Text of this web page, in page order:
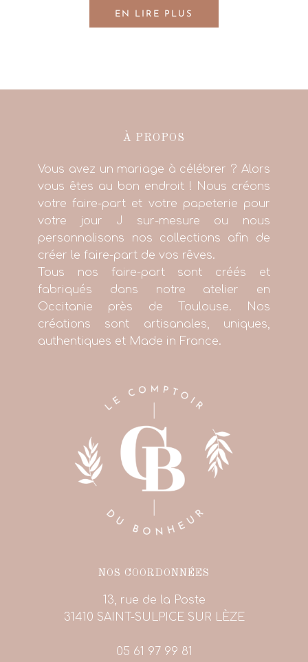
EN LIRE PLUS
À PROPOS
Vous avez un mariage à célébrer ? Alors
vous êtes au bon endroit ! Nous créons
votre faire-part et votre papeterie pour
votre jour J sur-mesure ou nous
personnalisons nos collections afin de
créer le faire-part de vos rêves.
Tous nos faire-part sont créés et
fabriqués dans notre atelier en
Occitanie près de Toulouse. Nos
créations sont artisanales, uniques,
authentiques et Made in France.
NOS COORDONNÉES
13, rue de la Poste
31410 SAINT-SULPICE SUR LÈZE
05 61 97 99 81